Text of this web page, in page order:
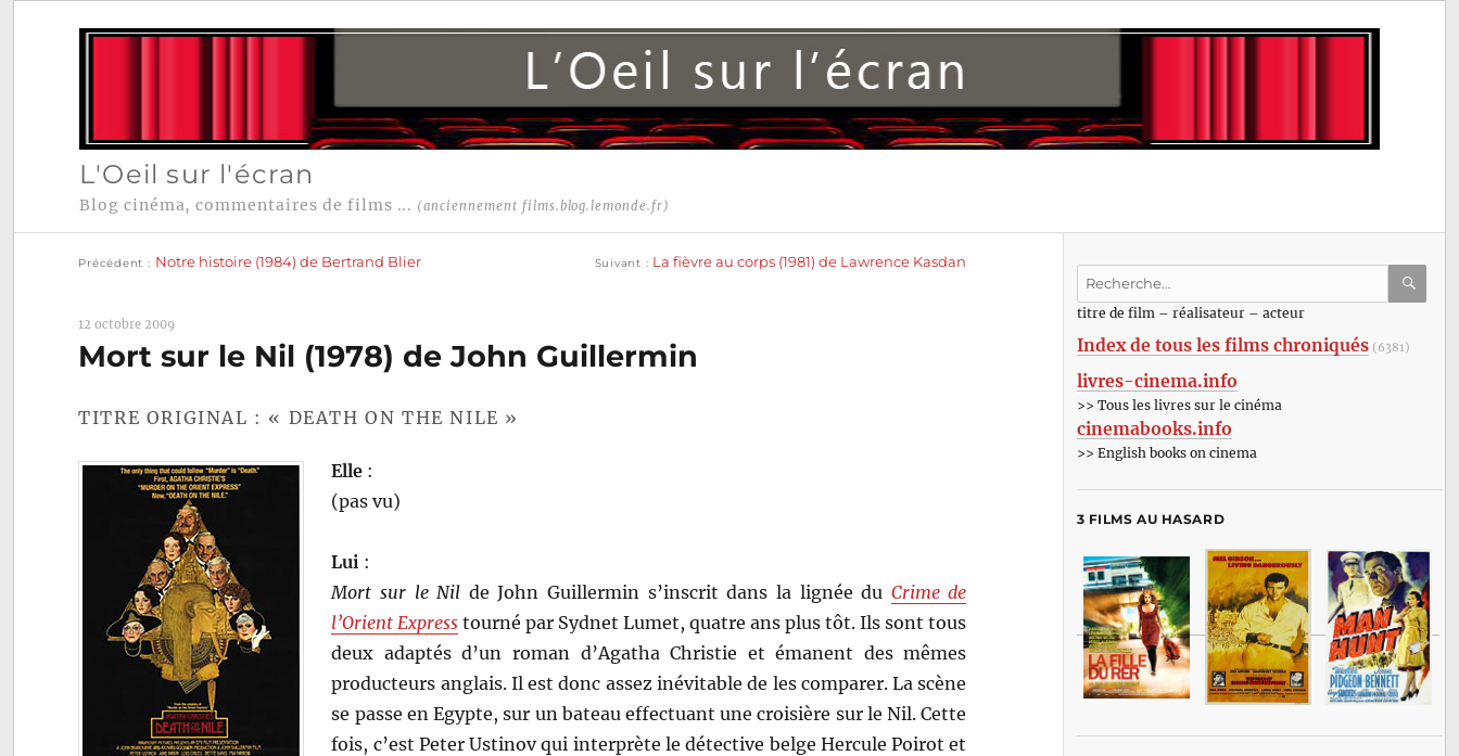
L'Oeil sur l'écran
Blog cinéma, commentaires de films ... (anciennement films.blog.lemonde.fr)
Navigation
l’article
Précédent Notre histoire (1984) de Bertrand Blier Suivant La fièvre au corps (1981) de Lawrence Kasdan
12 octobre 2009
Mort sur le Nil (1978) de John Guillermin
TITRE ORIGINAL : « DEATH ON THE NILE »
Elle :
(pas vu)
Lui :
Mort sur le Nil de John Guillermin s’inscrit dans la lignée du Crime de
l’Orient Express tourné par Sydnet Lumet, quatre ans plus tôt. Ils sont tous
deux adaptés d’un roman d’Agatha Christie et émanent des mêmes
producteurs anglais. Il est donc assez inévitable de les comparer. La scène
se passe en Egypte, sur un bateau effectuant une croisière sur le Nil. Cette
fois, c’est Peter Ustinov qui interprète le détective belge Hercule Poirot et
Recherche
:titre de film – réalisateur – acteur
Index de tous les films chroniqués (6381)
livres-cinema.info
>> Tous les livres sur le cinéma
cinemabooks.info
>> English books on cinema
3 FILMS AU HASARD